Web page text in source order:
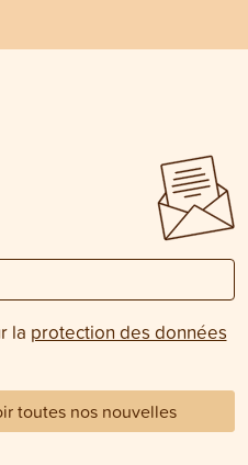
la protection des données
toutes nos nouvelles